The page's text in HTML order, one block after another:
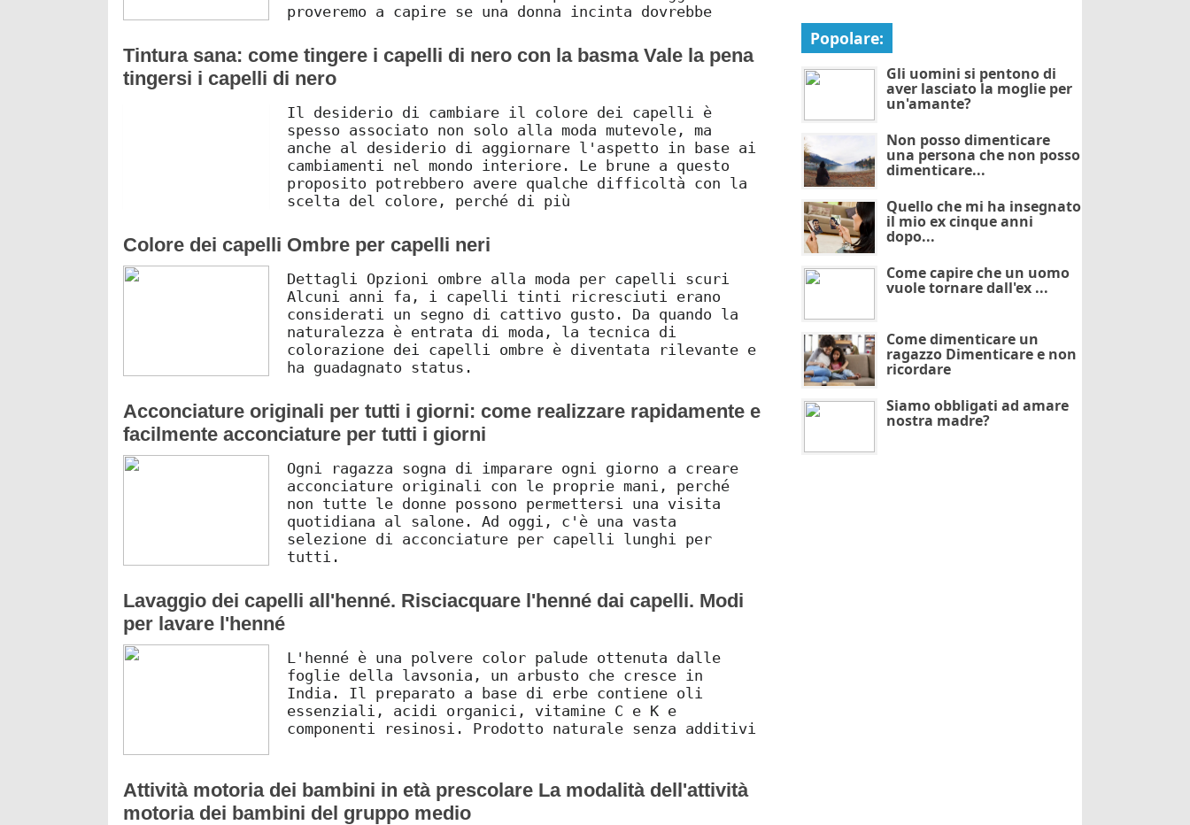
proveremo a capire se una donna incinta dovrebbe
Tintura sana: come tingere i capelli di nero con la basma Vale la pena
tingersi i capelli di nero
Il desiderio di cambiare il colore dei capelli è
spesso associato non solo alla moda mutevole, ma
anche al desiderio di aggiornare l'aspetto in base ai
cambiamenti nel mondo interiore. Le brune a questo
proposito potrebbero avere qualche difficoltà con la
scelta del colore, perché di più
Colore dei capelli Ombre per capelli neri
Dettagli Opzioni ombre alla moda per capelli scuri
Alcuni anni fa, i capelli tinti ricresciuti erano
considerati un segno di cattivo gusto. Da quando la
naturalezza è entrata di moda, la tecnica di
colorazione dei capelli ombre è diventata rilevante e
ha guadagnato status.
Acconciature originali per tutti i giorni: come realizzare rapidamente e
facilmente acconciature per tutti i giorni
Ogni ragazza sogna di imparare ogni giorno a creare
acconciature originali con le proprie mani, perché
non tutte le donne possono permettersi una visita
quotidiana al salone. Ad oggi, c'è una vasta
selezione di acconciature per capelli lunghi per
tutti.
Lavaggio dei capelli all'henné. Risciacquare l'henné dai capelli. Modi
per lavare l'henné
L'henné è una polvere color palude ottenuta dalle
foglie della lavsonia, un arbusto che cresce in
India. Il preparato a base di erbe contiene oli
essenziali, acidi organici, vitamine C e K e
componenti resinosi. Prodotto naturale senza additivi
Attività motoria dei bambini in età prescolare La modalità dell'attività
motoria dei bambini del gruppo medio
Popolare:
Gli uomini si pentono di
aver lasciato la moglie per
un'amante?
Non posso dimenticare
una persona che non posso
dimenticare...
Quello che mi ha insegnato
il mio ex cinque anni
dopo...
Come capire che un uomo
vuole tornare dall'ex ...
Come dimenticare un
ragazzo Dimenticare e non
ricordare
Siamo obbligati ad amare
nostra madre?